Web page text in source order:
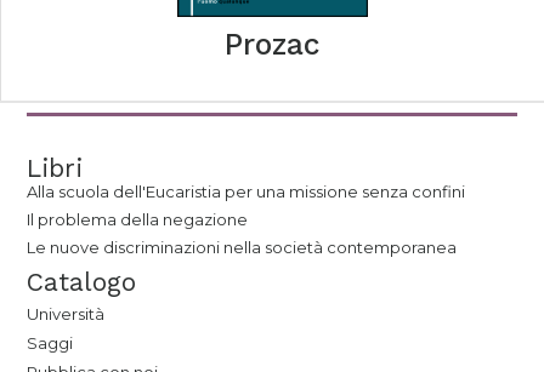
Prozac
Libri
Alla scuola dell'Eucaristia per una missione senza confini
Il problema della negazione
Le nuove discriminazioni nella società contemporanea
Catalogo
Università
Saggi